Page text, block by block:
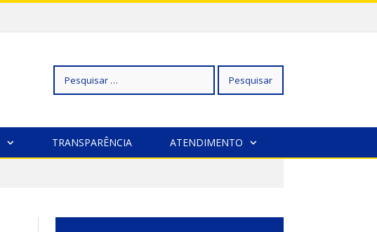
Pesquisar
TRANSPARÊNCIA ATENDIMENTO